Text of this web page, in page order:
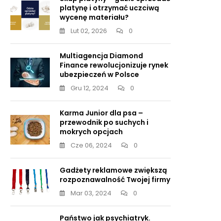
platynę i otrzymać uczciwą
wycenę materiału?
Lut 02, 2026 0
Multiagencja Diamond
Finance rewolucjonizuje rynek
ubezpieczeń w Polsce
Gru 12, 2024 0
Karma Junior dla psa –
przewodnik po suchych i
mokrych opcjach
Cze 06, 2024 0
Gadżety reklamowe zwiększą
rozpoznawalność Twojej firmy
Mar 03, 2024 0
Państwo jak psychiatryk.